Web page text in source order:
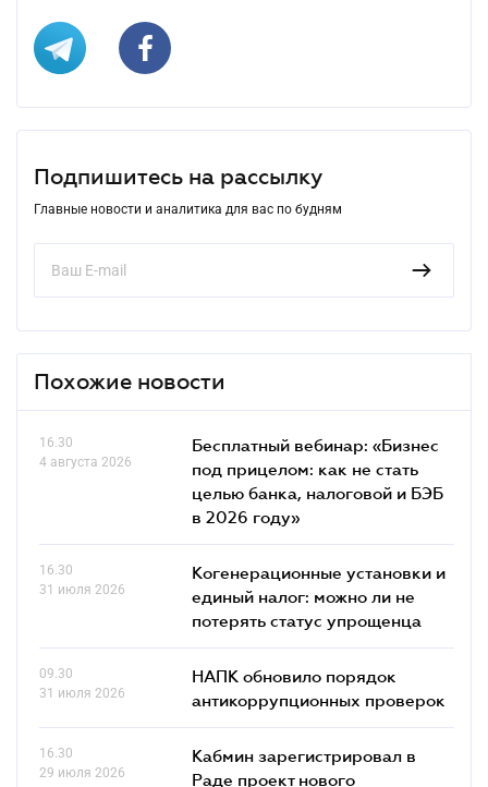
Подпишитесь на рассылку
Главные новости и аналитика для вас по будням
Похожие новости
16.30
4 августа 2026
Бесплатный вебинар: «Бизнес
под прицелом: как не стать
целью банка, налоговой и БЭБ
в 2026 году»
16.30
31 июля 2026
Когенерационные установки и
единый налог: можно ли не
потерять статус упрощенца
09.30
31 июля 2026
НАПК обновило порядок
антикоррупционных проверок
16.30
29 июля 2026
Кабмин зарегистрировал в
Раде проект нового